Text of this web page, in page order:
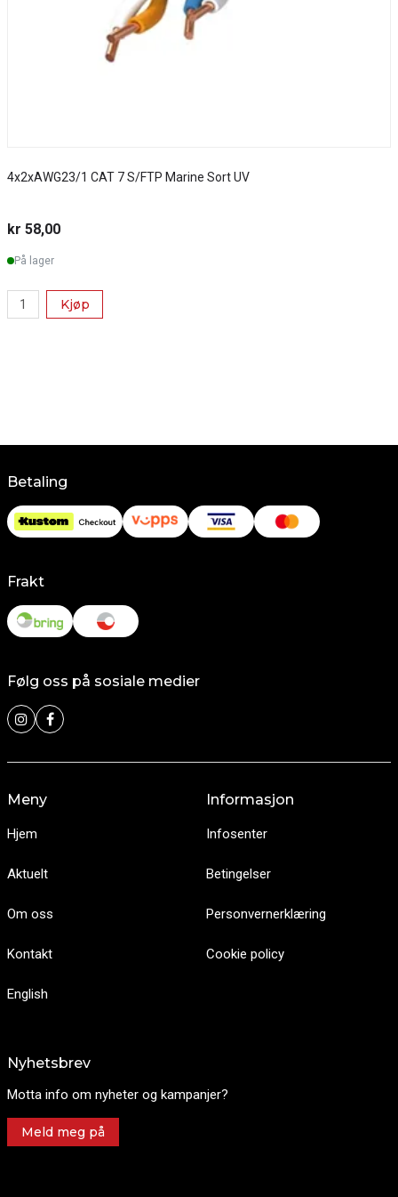
4x2xAWG23/1 CAT 7 S/FTP Marine Sort UV
kr 58,00
På lager
Kjøp
Betaling
Frakt
Følg oss på sosiale medier
Meny
Hjem
Aktuelt
Om oss
Kontakt
English
Informasjon
Infosenter
Betingelser
Personvernerklæring
Cookie policy
Nyhetsbrev
Motta info om nyheter og kampanjer?
Meld meg på